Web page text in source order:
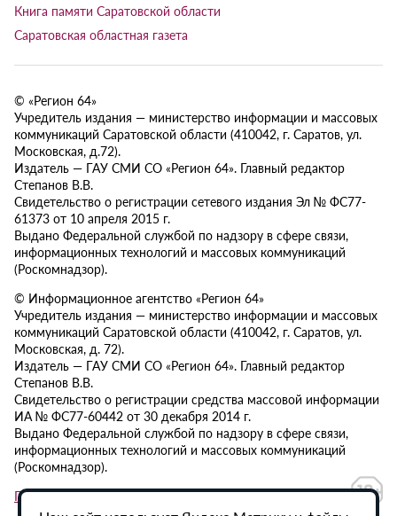
Книга памяти Саратовской области
Саратовская областная газета
© «Регион 64»
Учредитель издания — министерство информации и массовых
коммуникаций Саратовской области (410042, г. Саратов, ул.
Московская, д.72).
Издатель — ГАУ СМИ СО «Регион 64». Главный редактор
Степанов В.В.
Свидетельство о регистрации сетевого издания Эл № ФС77-
61373 от 10 апреля 2015 г.
Выдано Федеральной службой по надзору в сфере связи,
информационных технологий и массовых коммуникаций
(Роскомнадзор).
© Информационное агентство «Регион 64»
Учредитель издания — министерство информации и массовых
коммуникаций Саратовской области (410042, г. Саратов, ул.
Московская, д. 72).
Издатель — ГАУ СМИ СО «Регион 64». Главный редактор
Степанов В.В.
Свидетельство о регистрации средства массовой информации
ИА № ФС77-60442 от 30 декабря 2014 г.
Выдано Федеральной службой по надзору в сфере связи,
информационных технологий и массовых коммуникаций
(Роскомнадзор).
Политика в отношении обработки персональных данных